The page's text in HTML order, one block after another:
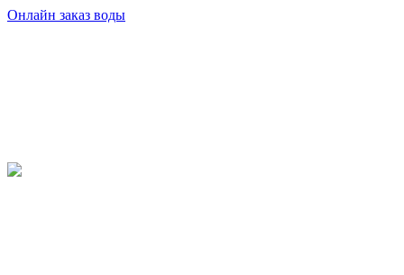
Онлайн заказ воды